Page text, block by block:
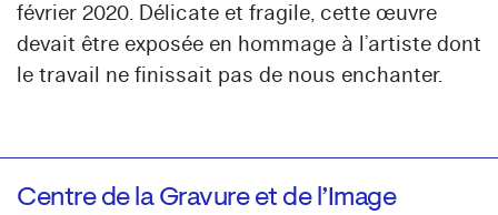
février 2020. Délicate et fragile, cette œuvre
devait être exposée en hommage à l’artiste dont
le travail ne finissait pas de nous enchanter.
Centre de la Gravure et de l’Image